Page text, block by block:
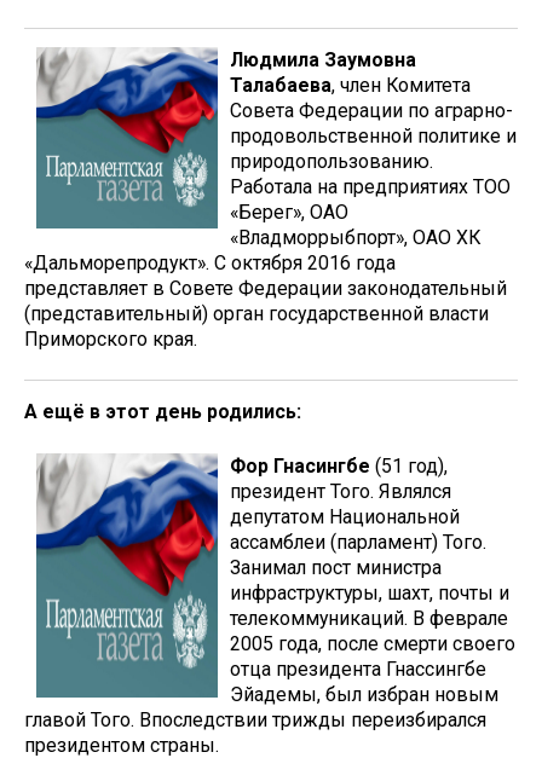
Людмила Заумовна
Талабаева, член Комитета
Совета Федерации по аграрно-
продовольственной политике и
природопользованию.
Работала на предприятиях ТОО
«Берег», ОАО
«Владморрыбпорт», ОАО ХК
«Дальморепродукт». С октября 2016 года
представляет в Совете Федерации законодательный
(представительный) орган государственной власти
Приморского края.
А ещё в этот день родились:
Фор Гнасингбе (51 год),
президент Того. Являлся
депутатом Национальной
ассамблеи (парламент) Того.
Занимал пост министра
инфраструктуры, шахт, почты и
телекоммуникаций. В феврале
2005 года, после смерти своего
отца президента Гнассингбе
Эйадемы, был избран новым
главой Того. Впоследствии трижды переизбирался
президентом страны.